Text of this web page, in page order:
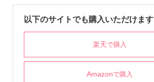
以下のサイトでも購入いただけます
楽天で購入
Amazonで購入